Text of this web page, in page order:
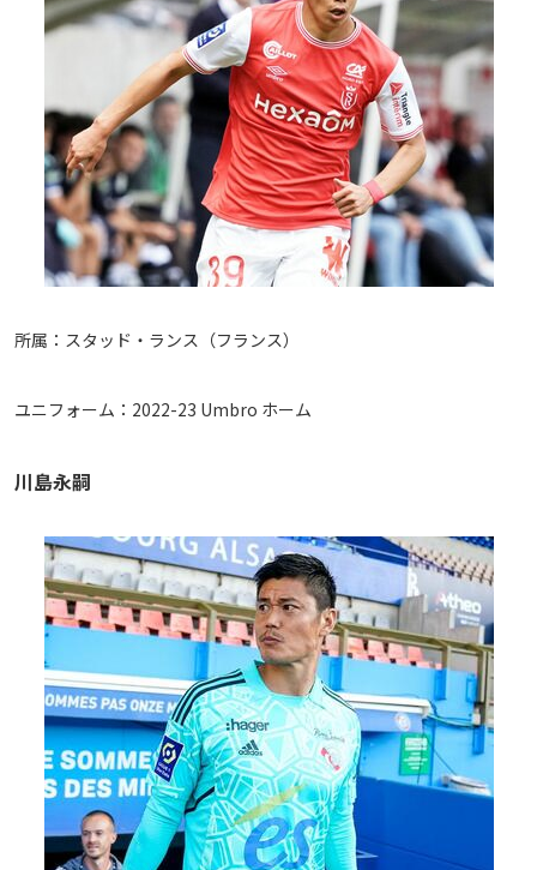
所属：スタッド・ランス（フランス）
ユニフォーム：2022-23 Umbro ホーム
川島永嗣